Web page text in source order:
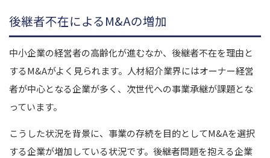
後継者不在によるM&Aの増加
中小企業の経営者の高齢化が進むなか、後継者不在を理由と
するM&Aがよく見られます。人材紹介業界にはオーナー経営
者が中心となる企業が多く、次世代への事業承継が課題とな
っています。
こうした状況を背景に、事業の存続を目的としてM&Aを選択
する企業が増加している状況です。後継者問題を抱える企業